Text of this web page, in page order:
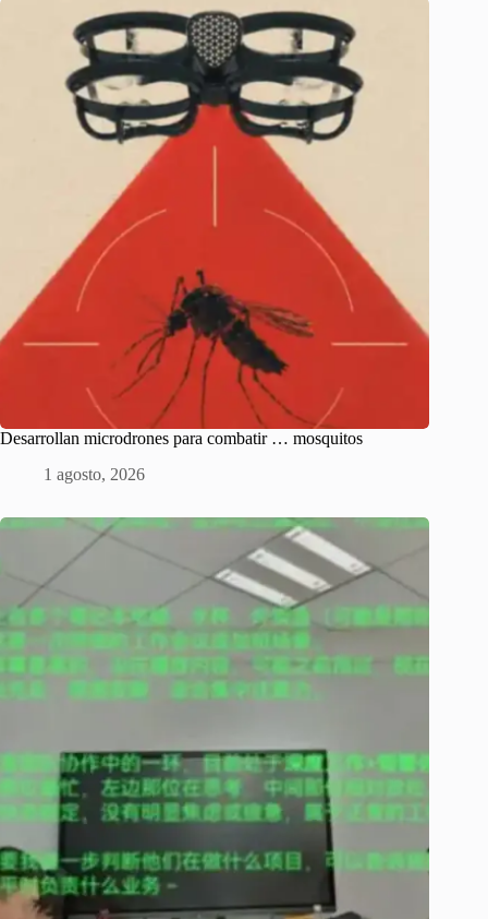
Desarrollan microdrones para combatir … mosquitos
1 agosto, 2026